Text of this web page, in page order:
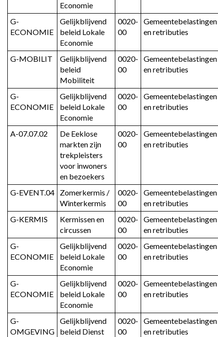
Economie
G-
ECONOMIE
Gelijkblijvend
beleid Lokale
Economie
0020-
00
Gemeentebelastingen
en retributies
G-MOBILIT
Gelijkblijvend
beleid
Mobiliteit
0020-
00
Gemeentebelastingen
en retributies
G-
ECONOMIE
Gelijkblijvend
beleid Lokale
Economie
0020-
00
Gemeentebelastingen
en retributies
A-07.07.02
De Eeklose
markten zijn
trekpleisters
voor inwoners
en bezoekers
0020-
00
Gemeentebelastingen
en retributies
G-EVENT.04
Zomerkermis /
Winterkermis
0020-
00
Gemeentebelastingen
en retributies
G-KERMIS
Kermissen en
circussen
0020-
00
Gemeentebelastingen
en retributies
G-
ECONOMIE
Gelijkblijvend
beleid Lokale
Economie
0020-
00
Gemeentebelastingen
en retributies
G-
ECONOMIE
Gelijkblijvend
beleid Lokale
Economie
0020-
00
Gemeentebelastingen
en retributies
G-
OMGEVING
Gelijkblijvend
beleid Dienst
0020-
00
Gemeentebelastingen
en retributies